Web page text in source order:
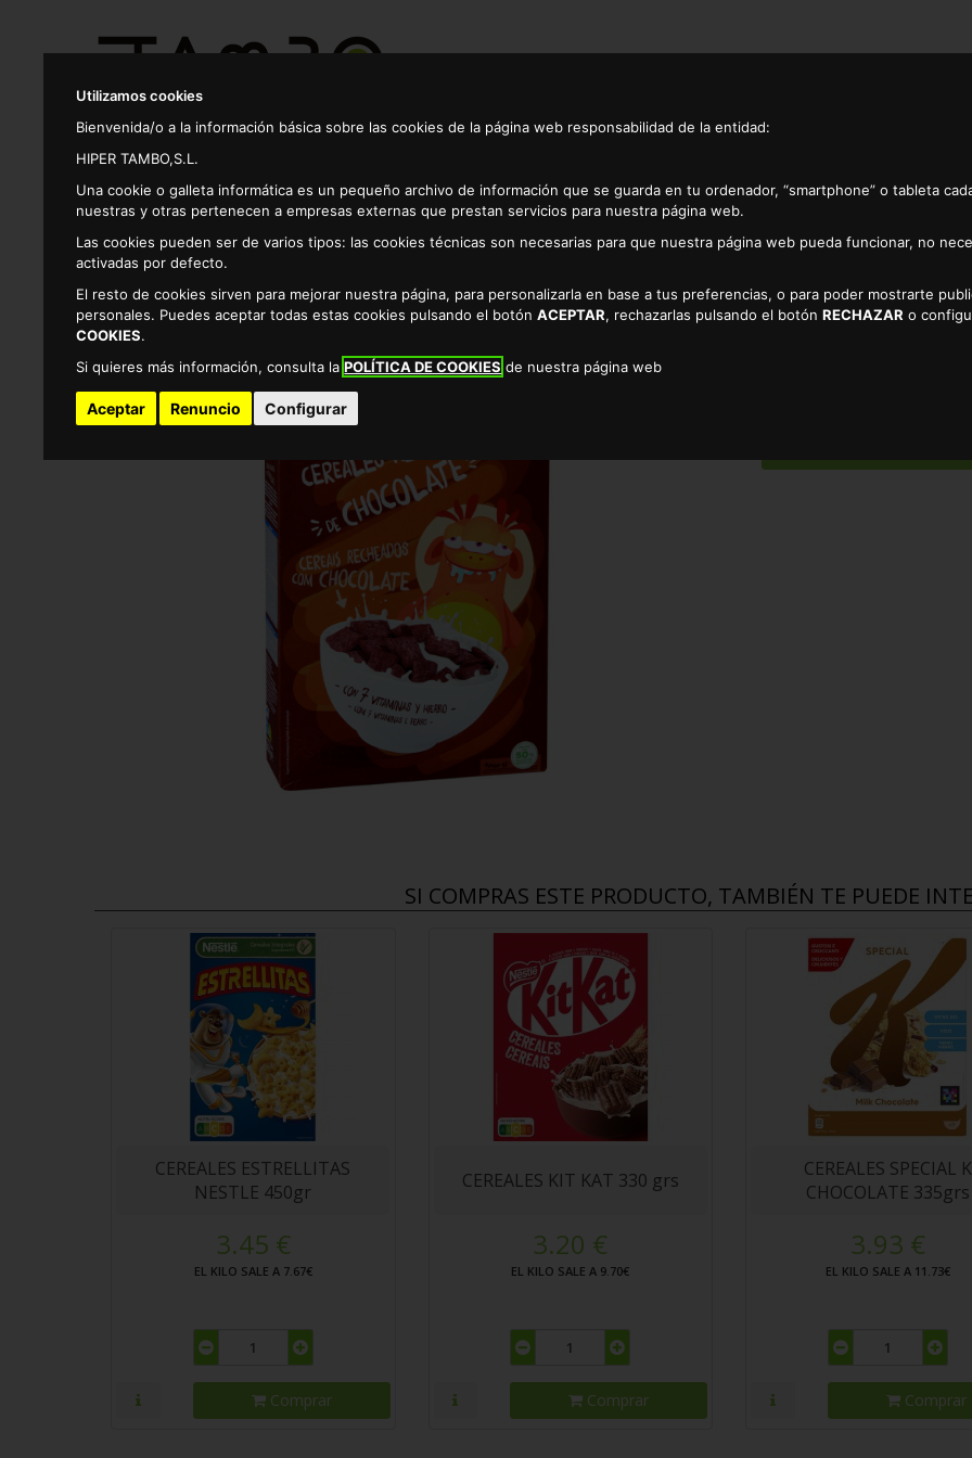
Utilizamos cookies
Bienvenida/o a la información básica sobre las cookies de la página web responsabilidad de la entidad:
HIPER TAMBO,S.L.
Una cookie o galleta informática es un pequeño archivo de información que se guarda en tu ordenador, “smartphone” o tableta
nuestras y otras pertenecen a empresas externas que prestan servicios para nuestra página web.
Las cookies pueden ser de varios tipos: las cookies técnicas son necesarias para que nuestra página web pueda funcionar, no
activadas por defecto.
El resto de cookies sirven para mejorar nuestra página, para personalizarla en base a tus preferencias, o para poder mostrarte
personales. Puedes aceptar todas estas cookies pulsando el botónACEPTAR, rechazarlas pulsando el botónRECHAZAR o
COOKIES.
Si quieres más información, consulta laPOLÍTICA DE COOKIES de nuestra página web
Aceptar Renuncio Configurar
Productos
Alimentacion Cereales Para toda la familia Cereales rellenos de chocolate alteza 500gr
PRODUCTO NO
SI COMPRAS ESTE PRODUCTO, TAMBIÉN TE PUEDE
CEREALES ESTRELLITAS
NESTLE 450gr
3.45 €
EL KILO SALE A 7.67€
Comprar
CEREALES KIT KAT 330 grs
3.20 €
EL KILO SALE A 9.70€
Comprar
CEREALES SPECIAL K
CHOCOLATE 335grs
3.93 €
EL KILO SALE A 11.73€
Comprar